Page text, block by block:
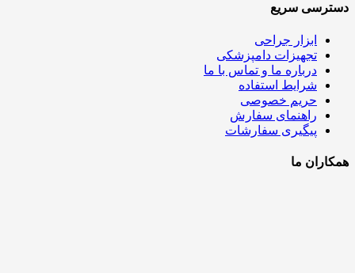
دسترسی سریع
ابزار جراحی
تجهیزات دامپزشکی
درباره ما و تماس با ما
شرایط استفاده
حریم خصوصی
راهنمای سفارش
پیگیری سفارشات
همکاران ما